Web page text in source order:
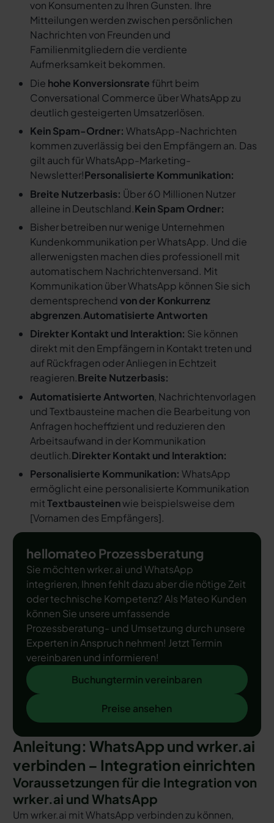
von Konsumenten zu Ihren Gunsten. Ihre
Mitteilungen werden zwischen persönlichen
Nachrichten von Freunden und
Familienmitgliedern die verdiente
Aufmerksamkeit bekommen.
Die hohe Konversionsrate führt beim
Conversational Commerce über WhatsApp zu
deutlich gesteigerten Umsatzerlösen.
Kein Spam-Ordner: WhatsApp-Nachrichten
kommen zuverlässig bei den Empfängern an. Das
gilt auch für WhatsApp-Marketing-
Newsletter!Personalisierte Kommunikation:
Breite Nutzerbasis: Über 60 Millionen Nutzer
alleine in Deutschland.Kein Spam Ordner:
Bisher betreiben nur wenige Unternehmen
Kundenkommunikation per WhatsApp. Und die
allerwenigsten machen dies professionell mit
automatischem Nachrichtenversand. Mit
Kommunikation über WhatsApp können Sie sich
dementsprechendvon der Konkurrenz
abgrenzen.Automatisierte Antworten
Direkter Kontakt und Interaktion: Sie können
direkt mit den Empfängern in Kontakt treten und
auf Rückfragen oder Anliegen in Echtzeit
reagieren.Breite Nutzerbasis:
Automatisierte Antworten, Nachrichtenvorlagen
und Textbausteine machen die Bearbeitung von
Anfragen hocheffizient und reduzieren den
Arbeitsaufwand in der Kommunikation
deutlich.Direkter Kontakt und Interaktion:
Personalisierte Kommunikation: WhatsApp
ermöglicht eine personalisierte Kommunikation
mitTextbausteinenwie beispielsweise dem
[Vornamen des Empfängers].
hellomateo Prozessberatung
Sie möchten wrker.ai und WhatsApp
integrieren, Ihnen fehlt dazu aber die nötige Zeit
oder technische Kompetenz? Als Mateo Kunden
können Sie unsere umfassende
Prozessberatung- und Umsetzung durch unsere
Experten in Anspruch nehmen! Jetzt Termin
vereinbaren und informieren!
Buchungtermin vereinbaren
Buchungtermin vereinbaren
Preise ansehen
Preise ansehen
Anleitung: WhatsApp und wrker.ai
verbinden – Integration einrichten
Voraussetzungen für die Integration von
wrker.ai und WhatsApp
Um wrker.ai mit WhatsApp verbinden zu können,